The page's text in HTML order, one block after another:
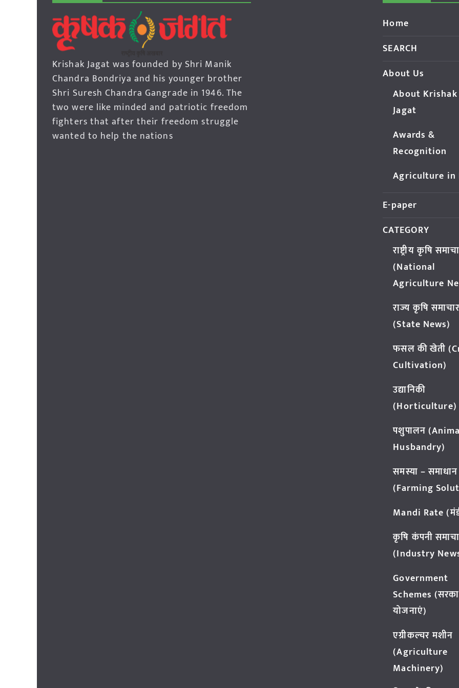
Krishak Jagat was founded by Shri Manik
Chandra Bondriya and his younger brother
Shri Suresh Chandra Gangrade in 1946. The
two were like minded and patriotic freedom
fighters that after their freedom struggle
wanted to help the nations
Home
SEARCH
About Us
About Krishak
Jagat
Awards &
Recognition
Agriculture in
E-paper
CATEGORY
राष्ट्रीय कृषि
(National
Agriculture
राज्य कृषि समाचार
(State News)
फसल की खेती
Cultivation)
उद्यानिकी
(Horticulture)
पशुपालन
Husbandry)
समस्या – समाधान
(Farming
Mandi Rate
कृषि कंपनी
(Industry
Government
Schemes
योजनाएं)
एग्रीकल्चर मशीन
(Agriculture
Machinery)